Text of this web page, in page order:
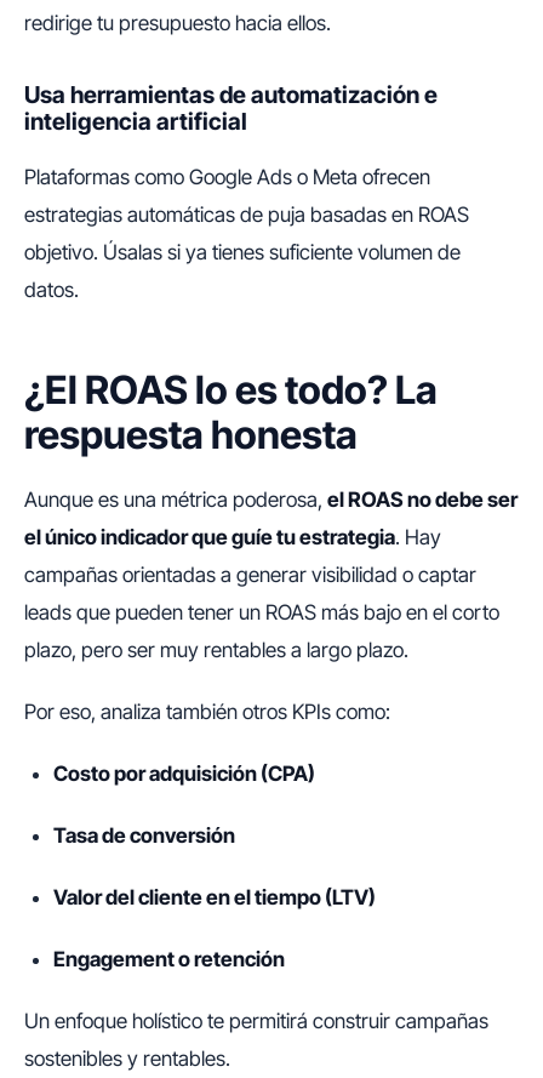
redirige tu presupuesto hacia ellos.
Usa herramientas de automatización e
inteligencia artificial
Plataformas como Google Ads o Meta ofrecen
estrategias automáticas de puja basadas en ROAS
objetivo. Úsalas si ya tienes suficiente volumen de
datos.
¿El ROAS lo es todo? La
respuesta honesta
Aunque es una métrica poderosa, el ROAS no debe ser
el único indicador que guíe tu estrategia. Hay
campañas orientadas a generar visibilidad o captar
leads que pueden tener un ROAS más bajo en el corto
plazo, pero ser muy rentables a largo plazo.
Por eso, analiza también otros KPIs como:
Costo por adquisición (CPA)
Tasa de conversión
Valor del cliente en el tiempo (LTV)
Engagement o retención
Un enfoque holístico te permitirá construir campañas
sostenibles y rentables.